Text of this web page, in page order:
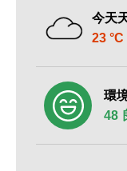
今天
23 °C
環
48